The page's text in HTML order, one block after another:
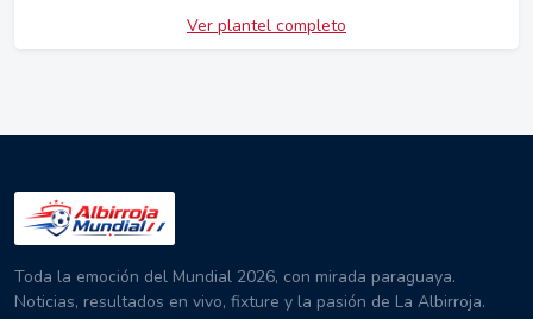
Ver plantel completo
Toda la emoción del Mundial 2026, con mirada paraguaya.
Noticias, resultados en vivo, fixture y la pasión de La Albirroja.